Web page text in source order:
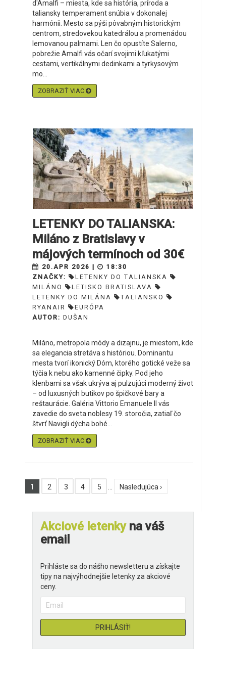
d'Amalfi – miesta, kde sa história, príroda a
taliansky temperament snúbia v dokonalej
harmónii. Mesto sa pýši pôvabným historickým
centrom, stredovekou katedrálou a promenádou
lemovanou palmami. Len čo opustíte Salerno,
pobrežie Amalfi vás očarí svojimi kľukatými
cestami, vertikálnymi dedinkami a tyrkysovým
mo...
ZOBRAZIŤ VIAC
LETENKY DO TALIANSKA:
Miláno z Bratislavy v
májových termínoch od 30€
20.APR 2026 |
18:30
ZNAČKY:
LETENKY DO TALIANSKA
MILÁNO
LETISKO BRATISLAVA
LETENKY DO MILÁNA
TALIANSKO
RYANAIR
EURÓPA
AUTOR: DUŠAN
Miláno, metropola módy a dizajnu, je miestom, kde
sa elegancia stretáva s históriou. Dominantu
mesta tvorí ikonický Dóm, ktorého gotické veže sa
týčia k nebu ako kamenné čipky. Pod jeho
klenbami sa však ukrýva aj pulzujúci moderný život
– od luxusných butikov po špičkové bary a
reštaurácie. Galéria Vittorio Emanuele II vás
zavedie do sveta noblesy 19. storočia, zatiaľ čo
štvrť Navigli dýcha bohé...
ZOBRAZIŤ VIAC
1 2 3 4 5 Nasledujúca ›
Akciové letenkyna váš
email
Prihláste sa do nášho newsletteru a získajte
tipy na najvýhodnejšie letenky za akciové
ceny.